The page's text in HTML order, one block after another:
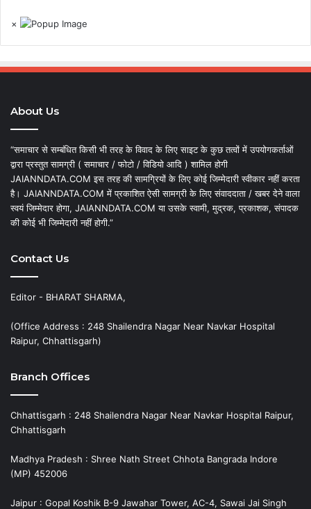
×
About Us
“समाचार से सम्बंधित किसी भी तरह के विवाद के लिए साइट के कुछ तत्वों में उपयोगकर्ताओं
द्वारा प्रस्तुत सामग्री ( समाचार / फोटो / विडियो आदि ) शामिल होगी
JAIANNDATA.COM इस तरह की सामग्रियों के लिए कोई जिम्मेदारी स्वीकार नहीं करता
है। JAIANNDATA.COM में प्रकाशित ऐसी सामग्री के लिए संवाददाता / खबर देने वाला
स्वयं जिम्मेदार होगा, JAIANNDATA.COM या उसके स्वामी, मुद्रक, प्रकाशक, संपादक
की कोई भी जिम्मेदारी नहीं होगी.”
Contact Us
Editor - BHARAT SHARMA,
(Office Address : 248 Shailendra Nagar Near Navkar Hospital
Raipur, Chhattisgarh)
Branch Offices
Chhattisgarh : 248 Shailendra Nagar Near Navkar Hospital Raipur,
Chhattisgarh
Madhya Pradesh : Shree Nath Street Chhota Bangrada Indore
(MP) 452006
Jaipur : Gopal Koshik B-9 Jawahar Tower, AC-4, Sawai Jai Singh